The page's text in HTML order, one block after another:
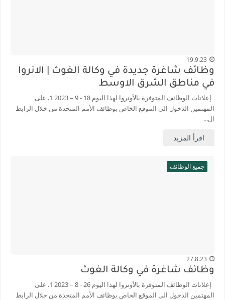
19.9.23
وظائف شاغرة جديدة في وكالة الغوث | الانروا
في مناطق الشرق الاوسط
إعلانات الوظائف المتوفرة بالأونروا لهذا اليوم 18 - 9 – 2023 1. على
المهتمين الدخول الى الموقع الخاص بوظائف الأمم المتحدة من خلال الرابط
ال...
اقرأ المزيد
جميع الوظائف
27.8.23
وظائف شاغرة في وكالة الغوث
إعلانات الوظائف المتوفرة بالأونروا لهذا اليوم 26 - 8 – 2023 1. على
المهتمين الدخول الى الموقع الخاص بوظائف الأمم المتحدة من خلال الرابط